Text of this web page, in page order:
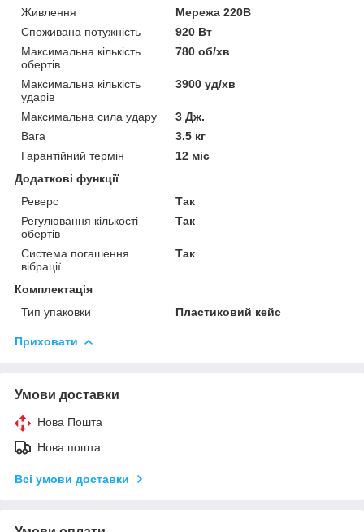
Живлення
Мережа 220В
Споживана потужність
920 Вт
Максимальна кількість
обертів
780 об/хв
Максимальна кількість
ударів
3900 уд/хв
Максимальна сила удару
3 Дж.
Вага
3.5 кг
Гарантійний термін
12 міс
Додаткові функції
Реверс
Так
Регулювання кількості
обертів
Так
Система погашення
вібрації
Так
Комплектація
Тип упаковки
Пластиковий кейс
Приховати
Умови доставки
Нова Пошта
Нова пошта
Всі умови доставки